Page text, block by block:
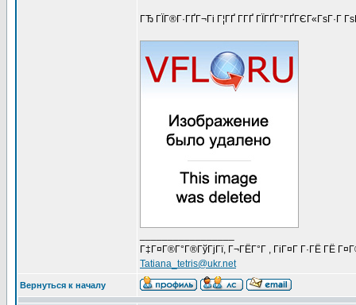
ГЂ ГЇГ®Г·ГҐГ¬Гі Г¦ГҐ Г­ГҐ ГЇГҐГ°ГҐГЄГ«ГѕГ·Г
Г‡Г¤Г®Г°Г®ГўГјГї, Г¬ГЁГ°Г , ГіГ¤Г Г·ГЁ ГЁ
Tatiana_tetris@ukr.net
Вернуться к началу